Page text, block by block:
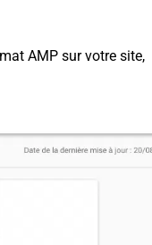
AMP sur votre site,